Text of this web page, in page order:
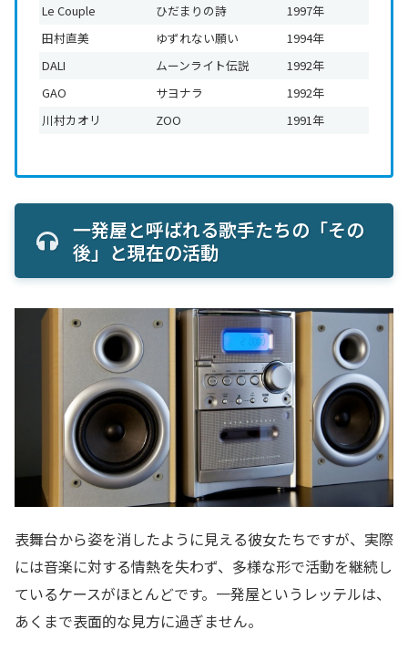
Le Couple
ひだまりの詩
1997年
田村直美
ゆずれない願い
1994年
DALI
ムーンライト伝説
1992年
GAO
サヨナラ
1992年
川村カオリ
ZOO 1991年
一発屋と呼ばれる歌手たちの「その
後」と現在の活動
表舞台から姿を消したように見える彼女たちですが、実際
には音楽に対する情熱を失わず、多様な形で活動を継続し
ているケースがほとんどです。一発屋というレッテルは、
あくまで表面的な見方に過ぎません。